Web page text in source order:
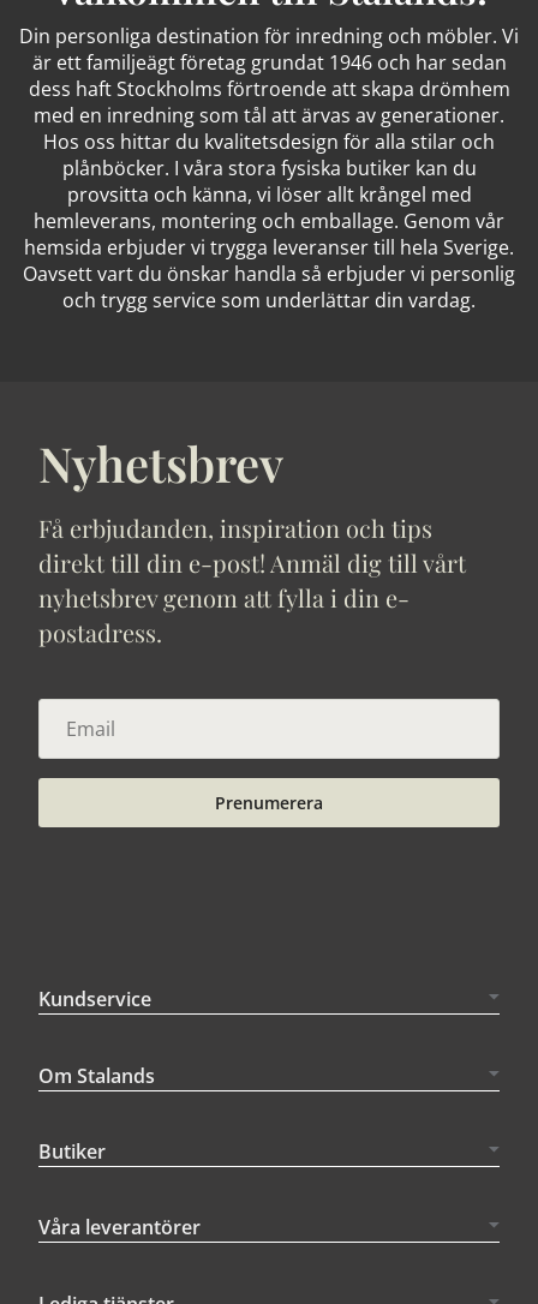
Din personliga destination för inredning och möbler. Vi
är ett familjeägt företag grundat 1946 och har sedan
dess haft Stockholms förtroende att skapa drömhem
med en inredning som tål att ärvas av generationer.
Hos oss hittar du kvalitetsdesign för alla stilar och
plånböcker. I våra stora fysiska butiker kan du
provsitta och känna, vi löser allt krångel med
hemleverans, montering och emballage. Genom vår
hemsida erbjuder vi trygga leveranser till hela Sverige.
Oavsett vart du önskar handla så erbjuder vi personlig
och trygg service som underlättar din vardag.
Nyhetsbrev
Få erbjudanden, inspiration och tips
direkt till din e-post! Anmäl dig till vårt
nyhetsbrev genom att fylla i din e-
postadress.
Prenumerera
Kundservice
Om Stalands
Butiker
Våra leverantörer